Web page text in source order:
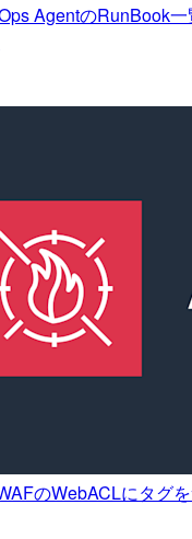
AgentのRunBook
のWebACLにタグ